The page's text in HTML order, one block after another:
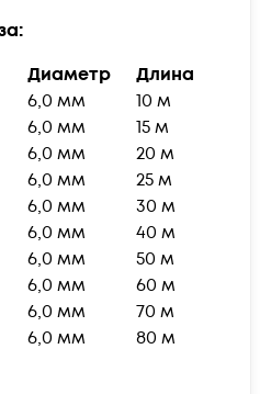
Диаметр
Длина
6,0 мм
10 м
6,0 мм
15 м
6,0 мм
20 м
6,0 мм
25 м
6,0 мм
30 м
6,0 мм
40 м
6,0 мм
50 м
6,0 мм
60 м
6,0 мм
70 м
6,0 мм 80 м